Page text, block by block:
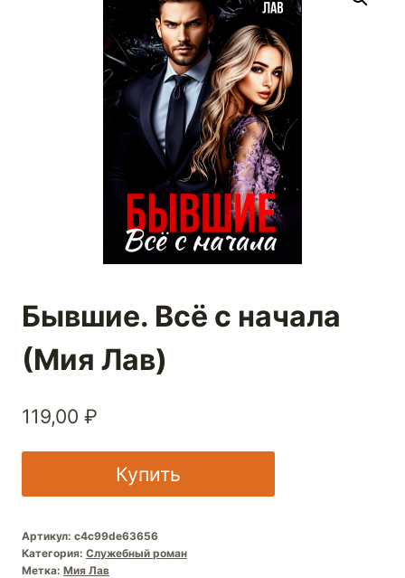
Бывшие. Всё с начала
(Мия Лав)
119,00 ₽
Купить
Артикул: c4c99de63656
Категория: Служебный роман
Метка: Мия Лав